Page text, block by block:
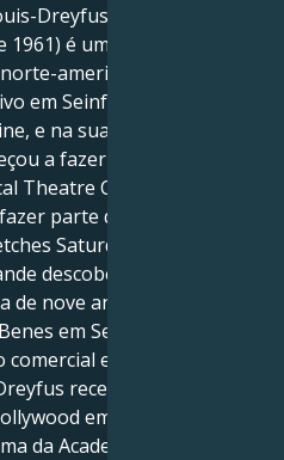
Dreyfus (/ˈluːiː ˈdraɪfəs/;
é uma atriz,
americana, conhecida
em Seinfeld, The New
e na sua atual série
a fazer comédia como
Theatre Company, em
parte do elenco do
Saturday Night Live,
descoberta deu-se em
de nove anos a interpretar
em Seinfeld, uma das
e de crítica de
recebeu uma estrela
em 2010 e foi
da Academia de